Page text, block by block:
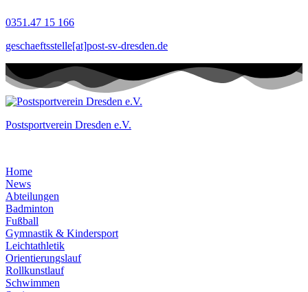
Inhalt
0351.47 15 166
geschaeftsstelle[at]post-sv-dresden.de
Postsportverein Dresden e.V.
Home
News
Abteilungen
Badminton
Fußball
Gymnastik & Kindersport
Leichtathletik
Orientierungslauf
Rollkunstlauf
Schwimmen